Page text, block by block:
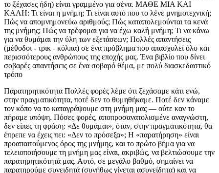
το ξέχασες ήδη) είναι γραμμένο για σένα. ΜΑΘΕ ΜΙΑ ΚΑΙ
ΚΑΛΗ: Τι είναι η μνήμη; Τι είναι αυτό που το λένε μνημοτεχνική;
Πώς να απομνημονεύω αριθμούς; Πώς καταπολεμούνται τα κενά
της μνήμης; Πώς να τρέφομαι για να έχω καλή μνήμη; Τι να κάνω
για να θυμάμαι την ύλη των εξετάσεων; Πολλές απαντήσεις
(μέθοδοι - τρικ - κόλπα) σε ένα πρόβλημα που απασχολεί όλο και
περισσότερους ανθρώπους της εποχής μας. Ένα βιβλίο που δίνει
σοβαρές απαντήσεις σε ένα σοβαρό θέμα, με πολύ διασκεδαστικό
τρόπο
Παρατηρητικότητα Πολλές φορές λέμε ότι ξεχάσαμε κάτι ενώ,
στην πραγματικότητα, ποτέ δεν το θυμηθήκαμε. Ποτέ δεν κάναμε
τον κόπο να το καταγράψουμε στη μνήμη μας — ούτε καν το
πήραμε υπόψη. Πόσες φορές, αποπροσανατολισμένε αναγνώστη,
δεν είπες τη φράση: «Δε θυμάμαι», όταν, στην πραγματικότητα, θα
έπρεπε να έχεις πει: «Δεν το πρόσεξα»; Η «παρατήρηση» είναι
προαπαιτούμενος όρος της μνήμης, και το πρώτο βήμα για να
τελειοποιήσουμε τη μνήμη μας είναι, ακριβώς, να βελτιώσουμε την
παρατηρητικότητά μας. Αυτό, σε μεγάλο βαθμό, σημαίνει να
παρατηρούμε συνειδητά (συνήθως γίνεται ασυνείδητα) και να